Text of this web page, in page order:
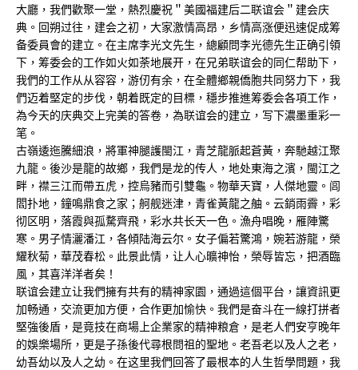
大廳，我們歡聚一堂，熱烈慶祝＂美國福建后二联谊会＂建会庆
典。回朔过往，建会之初，大家激情高昂，乡情高涨便迅速促成筹
备委員會的建立。在主席李光文先生，總顧問李光德先生正确引領
下，筹委会的工作如火如荼地展开，在兄弟联谊会的同仁帮助下，
我們的工作从从容容，游仞有余，在全體鄉親僑胞共同努力下，我
們迈着堅定的步伐，朝着既定的目標，穩步推進筹委会各項工作，
為今天的庆典交上完美的答卷，為联谊会的建立，写下濃墨重彩一
笔。
古嶺逶迤騰細浪，將軍神腿護閩江，青芝龍脈起蒼黃，奔馳越江聚
九龍。後沙是龍的故鄉，我們是龙的传人，地处東海之濱，閩江之
畔，襟三江而帶五虎，控烏豬而引雙龜。物華天寶，人傑地靈。闾
閻扑地，鐘鳴鼎食之家；舸舰迷津，青雀黃龍之舳。云銷雨霽，彩
彻区明，落霞與孤騖齊飛，彩水共长天一色。漁舟唱晚，雁陣驚
寒。男子情灑潘江，各傾陆海云尔。女子偏若驚鴻，婉若游龍，榮
耀秋菊，華茂春松。此景此情，让人心曠神怡，榮辱皆忘，把酒臨
風，其喜洋洋者矣！
联谊会建立让我們擁有共有的精神家園，通過這個平台，讓資訊更
加畅通，交流更加方便，合作更加愉快。我們是奋斗在一線打拼者
堅強後盾，是竟技在商場上企業家的精神粮倉，是老人們安亨晚年
的娛樂場所，更是子孫後代尋根問祖的聖地。老吾老以及人之老，
幼吾幼以及人之幼。在这里我們回答了最根本的人生哲學問題，我